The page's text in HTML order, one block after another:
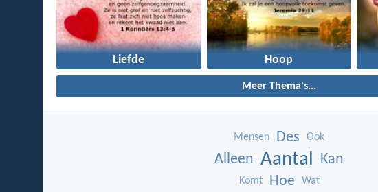
Liefde Hoop
Meer Thema's...
Mensen Des Ook
Alleen Aantal Kan
Komt Hoe Wat